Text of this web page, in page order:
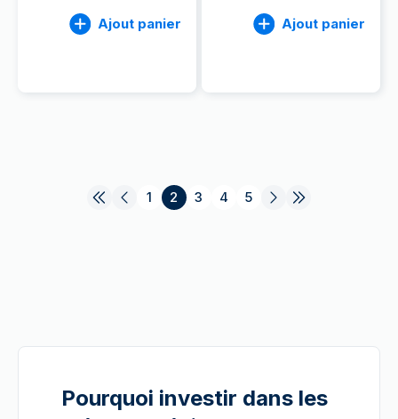
Ajout panier Ajout panier
1 2 3 4 5
Pourquoi investir dans les